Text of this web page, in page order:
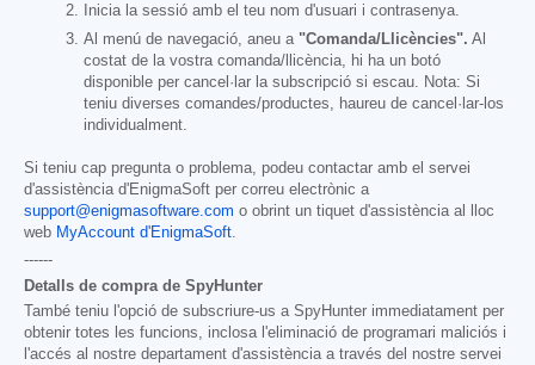
Inicia la sessió amb el teu nom d'usuari i contrasenya.
Al menú de navegació, aneu a "Comanda/Llicències". Al
costat de la vostra comanda/llicència, hi ha un botó
disponible per cancel·lar la subscripció si escau. Nota: Si
teniu diverses comandes/productes, haureu de cancel·lar-los
individualment.
Si teniu cap pregunta o problema, podeu contactar amb el servei
d'assistència d'EnigmaSoft per correu electrònic a
support@enigmasoftware.com o obrint un tiquet d'assistència al lloc
web MyAccount d'EnigmaSoft.
------
Detalls de compra de SpyHunter
També teniu l'opció de subscriure-us a SpyHunter immediatament per
obtenir totes les funcions, inclosa l'eliminació de programari maliciós i
l'accés al nostre departament d'assistència a través del nostre servei